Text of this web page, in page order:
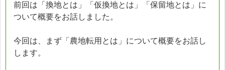
前回は「換地とは」「仮換地とは」「保留地とは」に
ついて概要をお話しました。
今回は、まず「農地転用とは」について概要をお話し
します。